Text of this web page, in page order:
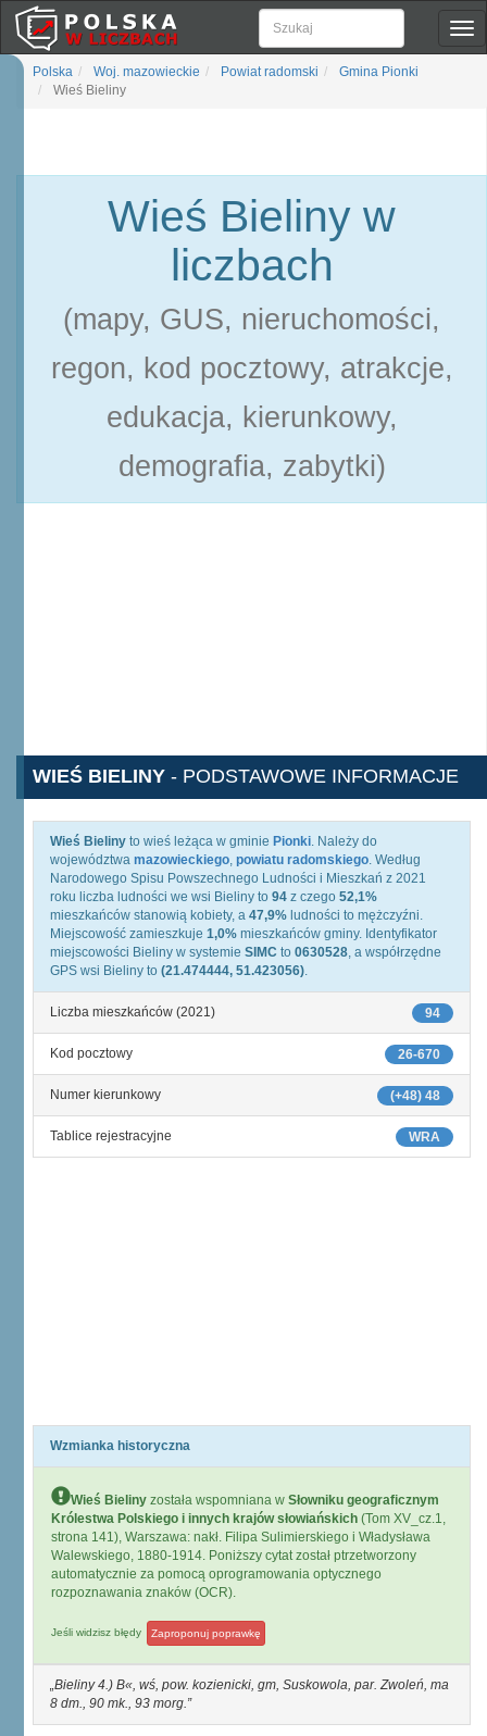
Polska Woj. mazowieckie Powiat radomski
Gmina Pionki
Wieś Bieliny
Wieś Bieliny w
liczbach
(mapy, GUS, nieruchomości,
regon, kod pocztowy, atrakcje,
edukacja, kierunkowy,
demografia, zabytki)
WIEŚ BIELINY - PODSTAWOWE INFORMACJE
Wieś Bieliny to wieś leżąca w gminie Pionki. Należy do
województwa mazowieckiego, powiatu radomskiego. Według
Narodowego Spisu Powszechnego Ludności i Mieszkań z 2021
roku liczba ludności we wsi Bieliny to 94 z czego 52,1%
mieszkańców stanowią kobiety, a 47,9% ludności to mężczyźni.
Miejscowość zamieszkuje 1,0% mieszkańców gminy. Identyfikator
miejscowości Bieliny w systemie SIMC to 0630528, a współrzędne
GPS wsi Bieliny to (21.474444, 51.423056).
94
Liczba mieszkańców (2021)
26-670
Kod pocztowy
(+48) 48
Numer kierunkowy
WRA
Tablice rejestracyjne
Wzmianka historyczna
Wieś Bieliny została wspomniana w Słowniku geograficznym
Królestwa Polskiego i innych krajów słowiańskich (Tom XV_cz.1,
strona 141), Warszawa: nakł. Filipa Sulimierskiego i Władysława
Walewskiego, 1880-1914. Poniższy cytat został ptrzetworzony
automatycznie za pomocą oprogramowania optycznego
rozpoznawania znaków (OCR).
Jeśli widzisz błędy Zaproponuj poprawkę
Bieliny 4.) B«, wś, pow. kozienicki, gm, Suskowola, par. Zwoleń, ma
8 dm., 90 mk., 93 morg.